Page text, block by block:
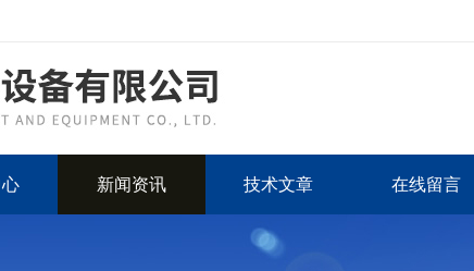
新闻资讯 技术文章 在线留言